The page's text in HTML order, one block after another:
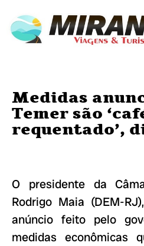
Medidas
Temer são
requentado’,
O presidente da
Rodrigo Maia (DEM-
anúncio feito pelo
medidas econômicas